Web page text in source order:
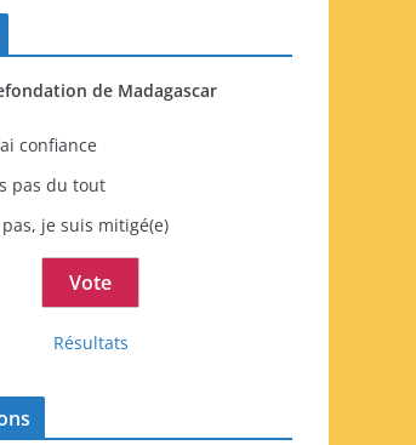
de Madagascar
confiance
pas du tout
pas, je suis mitigé(e)
Résultats